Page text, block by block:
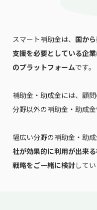
スマート補助金は、 国か
支援を必要としている企
のプラットフォームです。
補助金・助成金には、顧
分野以外の補助金・助成
幅広い分野の補助金・助
社が効果的に利用が出来
戦略をご一緒に検討してい